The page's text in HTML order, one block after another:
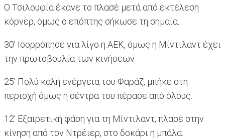
Ο Τσιλουφία έκανε το πλασέ μετά από εκτέλεση
κόρνερ, όμως ο επόπτης σήκωσε τη σημαία.
30' Ισορρόπησε για λίγο η ΑΕΚ, όμως η Μίντιλαντ έχει
την πρωτοβουλία των κινήσεων.
25' Πολύ καλή ενέργεια του Φαράζ, μπήκε στη
περιοχή όμως η σέντρα του πέρασε από όλους.
12' Εξαιρετική φάση για τη Μίντιλαντ, πλασέ στην
κίνηση από τον Ντρέιερ, στο δοκάρι η μπάλα.